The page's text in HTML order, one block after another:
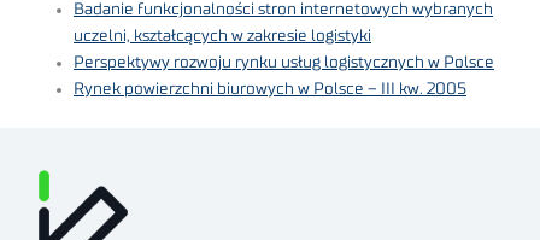
Badanie funkcjonalności stron internetowych wybranych
uczelni, kształcących w zakresie logistyki
Perspektywy rozwoju rynku usług logistycznych w Polsce
Rynek powierzchni biurowych w Polsce – III kw. 2005